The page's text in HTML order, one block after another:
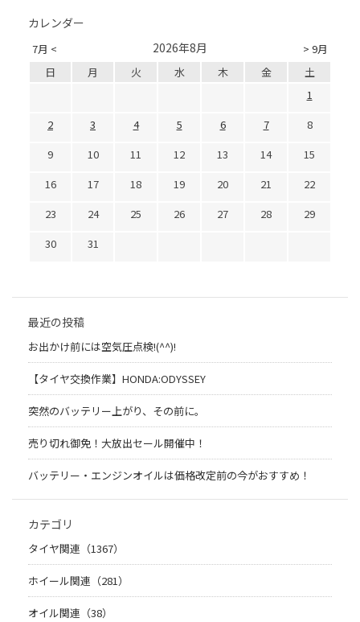
カレンダー
7月 < > 9月
2026年8月
日 月 火 水 木 金
土
1
2
3 4 5 6 7
8
9
10 11 12 13 14
15
16
17 18 19 20 21
22
23
24 25 26 27 28
29
30
31
最近の投稿
お出かけ前には空気圧点検!(^^)!
【タイヤ交換作業】HONDA:ODYSSEY
突然のバッテリー上がり、その前に。
売り切れ御免！大放出セール開催中！
バッテリー・エンジンオイルは価格改定前の今がおすすめ！
カテゴリ
タイヤ関連（1367）
ホイール関連（281）
オイル関連（38）